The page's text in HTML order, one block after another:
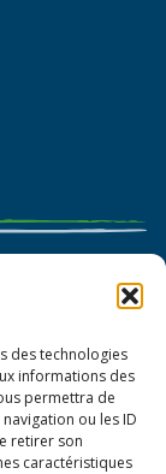
des technologies
informations des
permettra de
ou les ID
retirer son
caractéristiques